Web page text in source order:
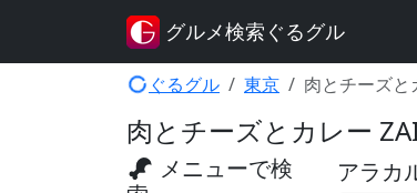
ぐるグル 東京 肉とチーズと
肉とチーズとカレー
アラカ
メニューで検
グルメ検索ぐるグル